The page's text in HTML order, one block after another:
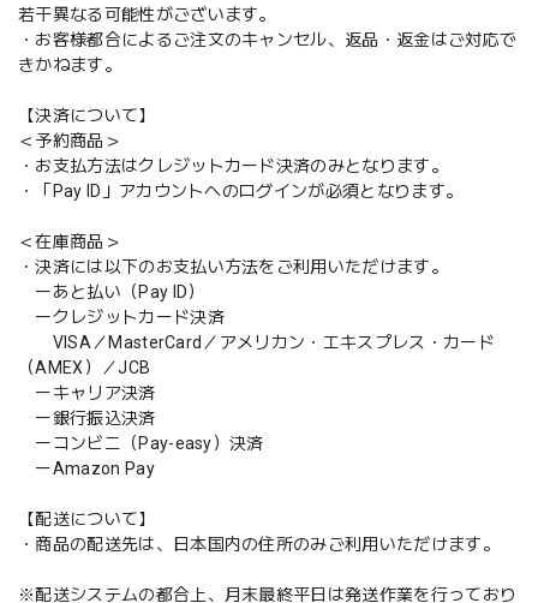
若干異なる可能性がございます。
・お客様都合によるご注文のキャンセル、返品・返金はご対応で
きかねます。
【決済について】
＜予約商品＞
・お支払方法はクレジットカード決済のみとなります。
・「Pay ID」アカウントへのログインが必須となります。
＜在庫商品＞
・決済には以下のお支払い方法をご利用いただけます。
ーあと払い（Pay ID）
ークレジットカード決済
VISA／MasterCard／アメリカン・エキスプレス・カード
（AMEX）／JCB
ーキャリア決済
ー銀行振込決済
ーコンビニ（Pay-easy）決済
ーAmazon Pay
【配送について】
・商品の配送先は、日本国内の住所のみご利用いただけます。
※配送システムの都合上、月末最終平日は発送作業を行っており